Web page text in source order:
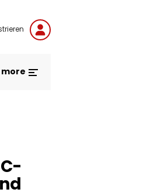
more